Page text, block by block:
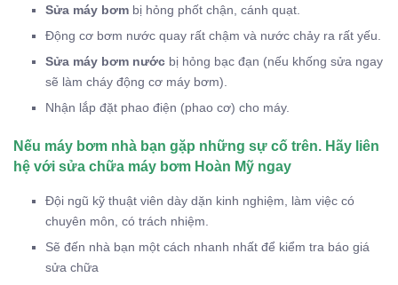
Sửa máy bơm bị hỏng phốt chận, cánh quạt.
Động cơ bơm nước quay rất chậm và nước chảy ra rất yếu.
Sửa máy bơm nước bị hỏng bạc đạn (nếu khống sửa ngay
sẽ làm cháy động cơ máy bơm).
Nhận lắp đặt phao điện (phao cơ) cho máy.
Nếu máy bơm nhà bạn gặp những sự cố trên. Hãy liên
hệ với sửa chữa máy bơm Hoàn Mỹ ngay
Đội ngũ kỹ thuật viên dày dặn kinh nghiệm, làm việc có
chuyên môn, có trách nhiệm.
Sẽ đến nhà bạn một cách nhanh nhất để kiểm tra báo giá
sửa chữa